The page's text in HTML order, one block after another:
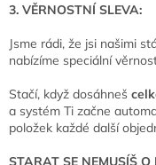
3. VĚRNOSTNÍ SLEVA:
Jsme rádi, že jsi našimi
nabízíme speciální
Stačí, když dosáhneš
a systém Ti začne
položek každé další
STARAT SE NEMUSÍŠ O